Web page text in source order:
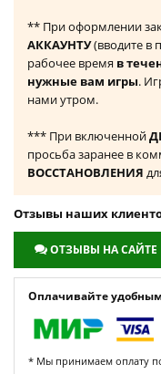
** При оформлении
АККАУНТУ(вводите в
рабочее время в
нужные вам игры.
нами утром.
*** При включенной
просьба заранее в
ВОССТАНОВЛЕНИЯ
Отзывы наших
ОТЗЫВЫ НА САЙТЕ
Оплачивайте удобным
* Мы принимаем оплату